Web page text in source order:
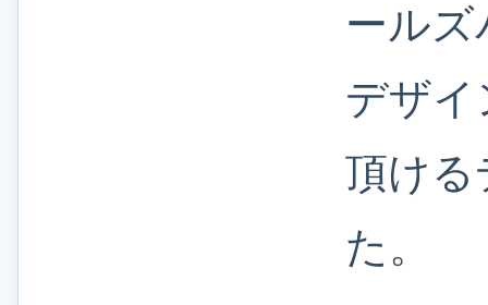
ール
デザ
頂ける
た。